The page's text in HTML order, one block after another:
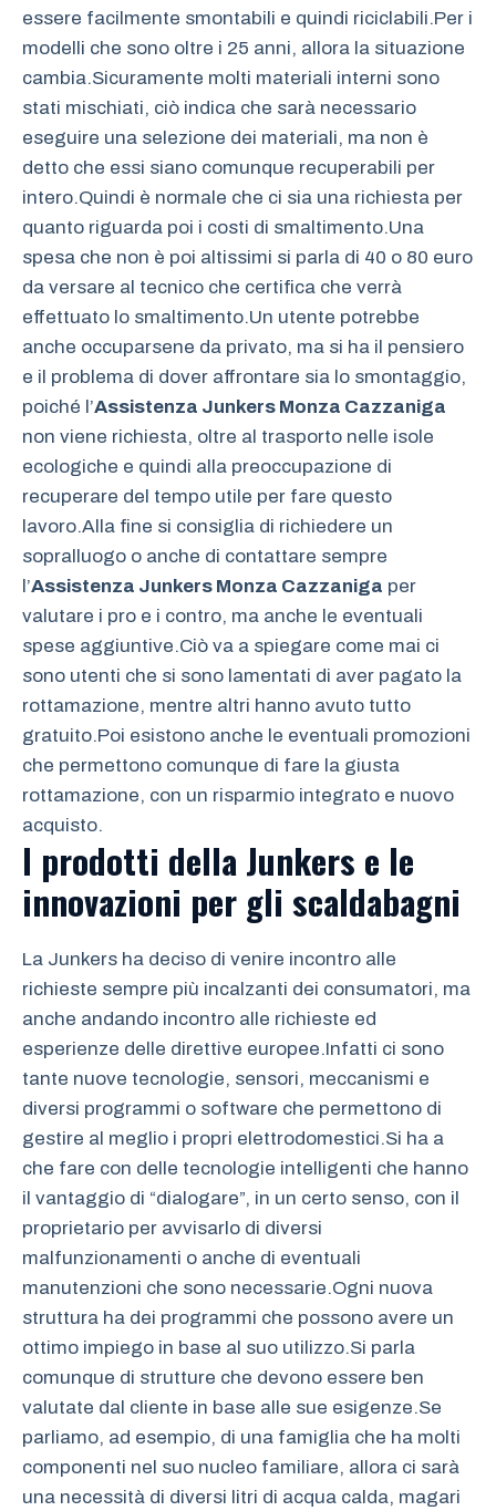
essere facilmente smontabili e quindi riciclabili.Per i
modelli che sono oltre i 25 anni, allora la situazione
cambia.Sicuramente molti materiali interni sono
stati mischiati, ciò indica che sarà necessario
eseguire una selezione dei materiali, ma non è
detto che essi siano comunque recuperabili per
intero.Quindi è normale che ci sia una richiesta per
quanto riguarda poi i costi di smaltimento.Una
spesa che non è poi altissimi si parla di 40 o 80 euro
da versare al tecnico che certifica che verrà
effettuato lo smaltimento.Un utente potrebbe
anche occuparsene da privato, ma si ha il pensiero
e il problema di dover affrontare sia lo smontaggio,
poiché l’Assistenza Junkers Monza Cazzaniga
non viene richiesta, oltre al trasporto nelle isole
ecologiche e quindi alla preoccupazione di
recuperare del tempo utile per fare questo
lavoro.Alla fine si consiglia di richiedere un
sopralluogo o anche di contattare sempre
l’Assistenza Junkers Monza Cazzaniga per
valutare i pro e i contro, ma anche le eventuali
spese aggiuntive.Ciò va a spiegare come mai ci
sono utenti che si sono lamentati di aver pagato la
rottamazione, mentre altri hanno avuto tutto
gratuito.Poi esistono anche le eventuali promozioni
che permettono comunque di fare la giusta
rottamazione, con un risparmio integrato e nuovo
acquisto.
I prodotti della Junkers e le
innovazioni per gli scaldabagni
La Junkers ha deciso di venire incontro alle
richieste sempre più incalzanti dei consumatori, ma
anche andando incontro alle richieste ed
esperienze delle direttive europee.Infatti ci sono
tante nuove tecnologie, sensori, meccanismi e
diversi programmi o software che permettono di
gestire al meglio i propri elettrodomestici.Si ha a
che fare con delle tecnologie intelligenti che hanno
il vantaggio di “dialogare”, in un certo senso, con il
proprietario per avvisarlo di diversi
malfunzionamenti o anche di eventuali
manutenzioni che sono necessarie.Ogni nuova
struttura ha dei programmi che possono avere un
ottimo impiego in base al suo utilizzo.Si parla
comunque di strutture che devono essere ben
valutate dal cliente in base alle sue esigenze.Se
parliamo, ad esempio, di una famiglia che ha molti
componenti nel suo nucleo familiare, allora ci sarà
una necessità di diversi litri di acqua calda, magari